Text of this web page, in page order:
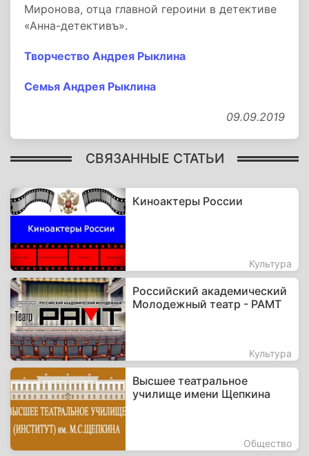
Миронова, отца главной героини в детективе
«Анна-детективъ».
Творчество Андрея Рыклина
Семья Андрея Рыклина
09.09.2019
СВЯЗАННЫЕ СТАТЬИ
Киноактеры России
Культура
Российский академический
Молодежный театр - РАМТ
Культура
Высшее театральное
училище имени Щепкина
Общество